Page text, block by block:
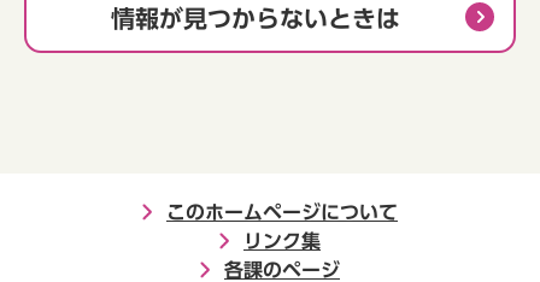
情報が見つからないときは
このホームページについて
リンク集
各課のページ